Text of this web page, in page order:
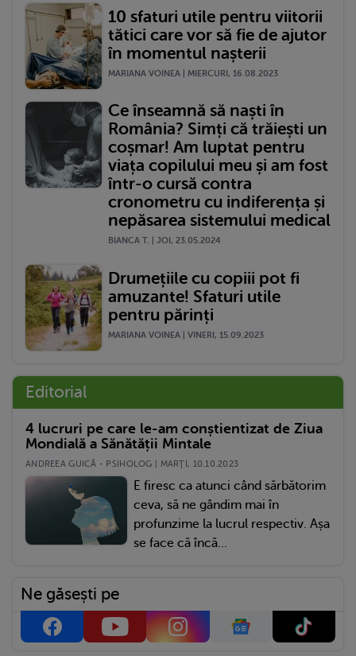
10 sfaturi utile pentru viitorii
tătici care vor să fie de ajutor
în momentul nașterii
MARIANA VOINEA | MIERCURI, 16.08.2023
Ce înseamnă să naști în
România? Simți că trăiești un
coșmar! Am luptat pentru
viața copilului meu și am fost
într-o cursă contra
cronometru cu indiferența și
nepăsarea sistemului medical
BIANCA T. | JOI, 23.05.2024
Drumețiile cu copiii pot fi
amuzante! Sfaturi utile
pentru părinți
MARIANA VOINEA | VINERI, 15.09.2023
Editorial
4 lucruri pe care le-am conștientizat de Ziua
Mondială a Sănătății Mintale
ANDREEA GUICĂ - PSIHOLOG | MARŢI, 10.10.2023
E firesc ca atunci când sărbătorim
ceva, să ne gândim mai în
profunzime la lucrul respectiv. Așa
se face că încă...
Ne găsești pe